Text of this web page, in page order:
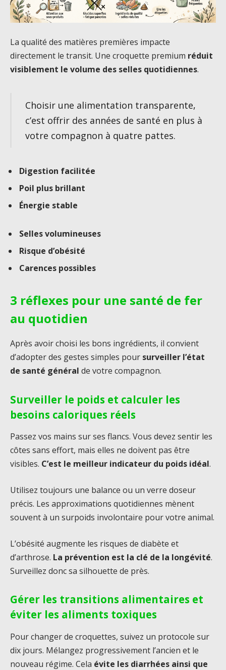
La qualité des matières premières impacte
directement le transit. Une croquette premium réduit
visiblement le volume des selles quotidiennes.
Choisir une alimentation transparente,
c’est offrir des années de santé en plus à
votre compagnon à quatre pattes.
Digestion facilitée
Poil plus brillant
Énergie stable
Selles volumineuses
Risque d’obésité
Carences possibles
3 réflexes pour une santé de fer
au quotidien
Après avoir choisi les bons ingrédients, il convient
d’adopter des gestes simples pour surveiller l’état
de santé général de votre compagnon.
Surveiller le poids et calculer les
besoins caloriques réels
Passez vos mains sur ses flancs. Vous devez sentir les
côtes sans effort, mais elles ne doivent pas être
visibles. C’est le meilleur indicateur du poids idéal.
Utilisez toujours une balance ou un verre doseur
précis. Les approximations quotidiennes mènent
souvent à un surpoids involontaire pour votre animal.
L’obésité augmente les risques de diabète et
d’arthrose. La prévention est la clé de la longévité.
Surveillez donc sa silhouette de près.
Gérer les transitions alimentaires et
éviter les aliments toxiques
Pour changer de croquettes, suivez un protocole sur
dix jours. Mélangez progressivement l’ancien et le
nouveau régime. Cela évite les diarrhées ainsi que